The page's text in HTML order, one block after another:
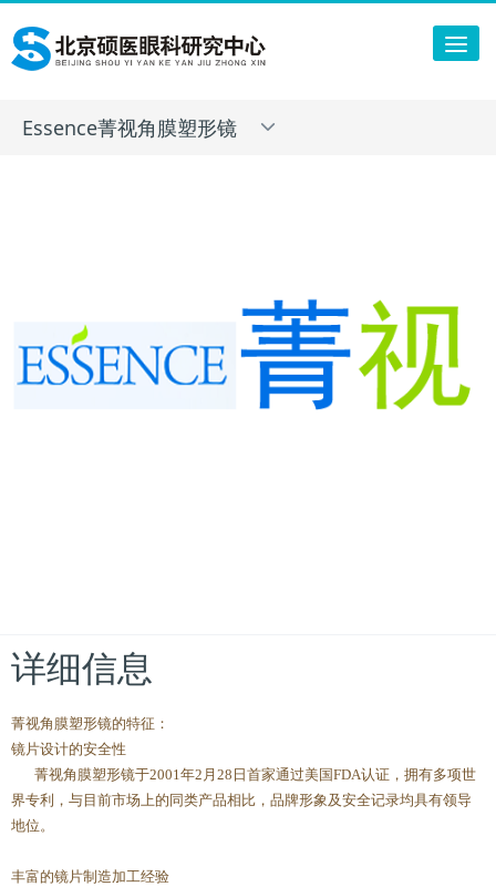
Toggle
Essence菁视角膜塑形镜
详细信息
菁视角膜塑形镜的特征：
镜片设计的安全性
菁视角膜塑形镜于2001年2月28日首家通过美国FDA认证，拥有多项世
界专利，与目前市场上的同类产品相比，品牌形象及安全记录均具有领导
地位。
丰富的镜片制造加工经验